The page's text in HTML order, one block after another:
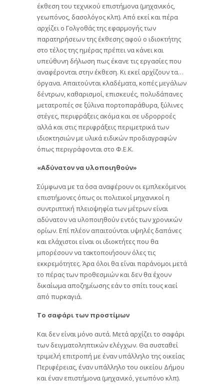
έκθεση του τεχνικού επιστήμονα (μηχανικός,
γεωπόνος, δασολόγος κλπ). Από εκεί και πέρα
αρχίζει ο Γολγοθάς της εφαρμογής των
παρατηρήσεων της έκθεσης αφού ο ιδιοκτήτης
στο τέλος της ημέρας πρέπει να κάνει και
υπεύθυνη δήλωση πως έκανε τις εργασίες που
αναφέρονται στην έκθεση. Κι εκεί αρχίζουν τα…
όργανα. Απαιτούνται κλαδέματα, κοπές μεγάλων
δέντρων, καθαρισμοί, επισκευές, πολυδάπανες
μετατροπές σε ξύλινα πορτοπαράθυρα, ξύλινες
στέγες, περιφράξεις ακόμα και σε υδρορροές
αλλά και στις περιφράξεις περιμετρικά των
ιδιοκτησιών με υλικά ειδικών προδιαγραφών
όπως περιγράφονται στο Φ.Ε.Κ.
«Αδύνατον να υλοποιηθούν»
Σύμφωνα με τα όσα αναφέρουν οι εμπλεκόμενοι
επιστήμονες όπως οι πολιτικοί μηχανικοί η
συντριπτική πλειοψηφία των μέτρων είναι
αδύνατον να υλοποιηθούν εντός των χρονικών
ορίων. Επί πλέον απαιτούνται υψηλές δαπάνες
και ελάχιστοι είναι οι ιδιοκτήτες που θα
μπορέσουν να τακτοποιήσουν όλες τις
εκκρεμότητες. Άρα όλοι θα είναι παράνομοι μετά
το πέρας των προθεσμιών και δεν θα έχουν
δικαίωμα αποζημίωσης εάν το σπίτι τους καεί
από πυρκαγιά.
Το σαφάρι των προστίμων
Και δεν είναι μόνο αυτά. Μετά αρχίζει το σαφάρι
των δειγματοληπτικών ελέγχων. Θα συσταθεί
τριμελή επιτροπή με έναν υπάλληλο της οικείας
Περιφέρειας, έναν υπάλληλο του οικείου Δήμου
και έναν επιστήμονα (μηχανικό, γεωπόνο κλπ).